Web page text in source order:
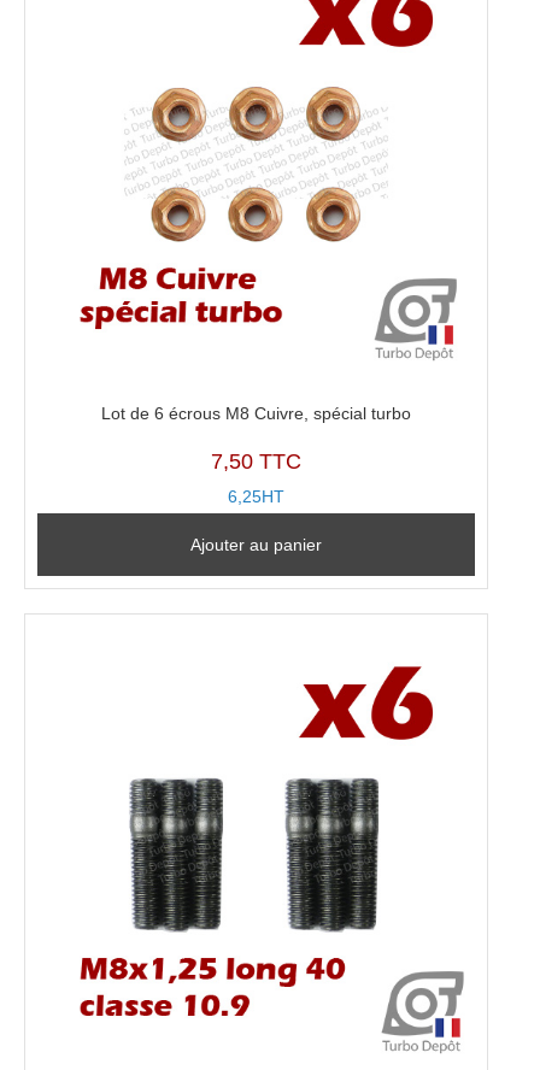
Lot de 6 écrous M8 Cuivre, spécial turbo
7,50 TTC
6,25HT
Ajouter au panier